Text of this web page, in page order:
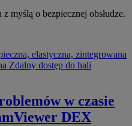
myślą o bezpiecznej obsłudze.
elastyczna, zintegrowana
Zdalny dostęp do hali
w czasie
DEX